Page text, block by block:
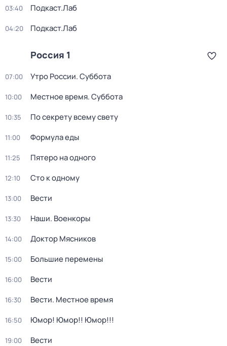
03:40 Подкаст.Лаб
04:20 Подкаст.Лаб
Россия 1
07:00 Утро России. Суббота
10:00 Местное время. Суббота
10:35 По секрету всему свету
11:00 Формула еды
11:25 Пятеро на одного
12:10 Сто к одному
13:00 Вести
13:30 Наши. Военкоры
14:00 Доктор Мясников
15:00 Большие перемены
16:00 Вести
16:30 Вести. Местное время
16:50 Юмор! Юмор!! Юмор!!!
19:00 Вести